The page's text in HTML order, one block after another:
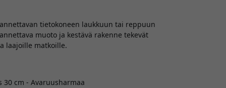
tietokoneen laukkuun tai reppuun
muoto ja kestävä rakenne tekevät
laajoille matkoille.
30 cm - Avaruusharmaa